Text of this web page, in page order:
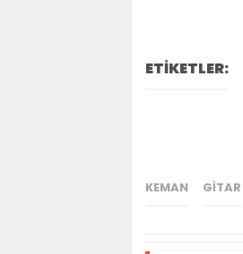
ETİKETLER:
KEMAN GITAR